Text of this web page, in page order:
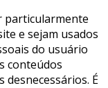
particularmente
e sejam usados
do usuário
conteúdos
É